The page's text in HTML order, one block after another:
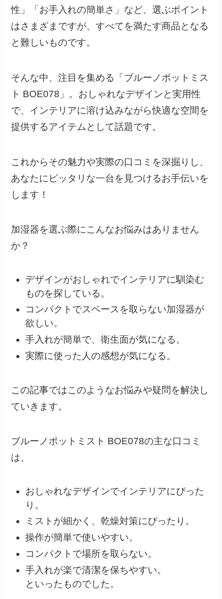
性」「お手入れの簡単さ」など、選ぶポイント
はさまざまですが、すべてを満たす商品となる
と難しいものです。
そんな中、注目を集める「ブルーノポットミス
ト BOE078」。おしゃれなデザインと実用性
で、インテリアに溶け込みながら快適な空間を
提供するアイテムとして話題です。
これからその魅力や実際の口コミを深掘りし、
あなたにピッタリな一台を見つけるお手伝いを
します！
加湿器を選ぶ際にこんなお悩みはありません
か？
デザインがおしゃれでインテリアに馴染む
ものを探している。
コンパクトでスペースを取らない加湿器が
欲しい。
手入れが簡単で、衛生面が気になる。
実際に使った人の感想が気になる。
この記事ではこのようなお悩みや疑問を解決し
ていきます。
ブルーノポットミスト BOE078の主な口コミ
は、
おしゃれなデザインでインテリアにぴった
り。
ミストが細かく、乾燥対策にぴったり。
操作が簡単で使いやすい。
コンパクトで場所を取らない。
手入れが楽で清潔を保ちやすい。
といったものでした。